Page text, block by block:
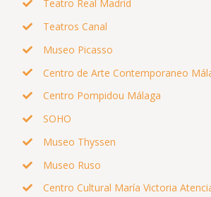
Teatro Real Madrid
Teatros Canal
Museo Picasso
Centro de Arte Contemporaneo
Centro Pompidou Málaga
SOHO
Museo Thyssen
Museo Ruso
Centro Cultural María Victoria